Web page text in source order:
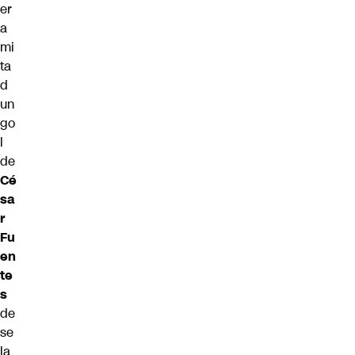
er
a
mi
ta
d
un
go
l
de
Cé
sa
r
Fu
en
te
s
de
se
la